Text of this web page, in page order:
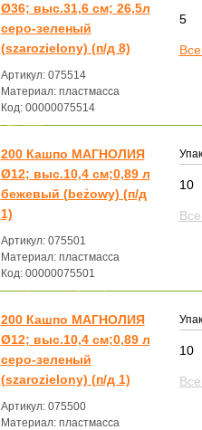
Ø36; выс.31,6 см; 26,5л
серо-зеленый
(szarozielony) (п/д 8)
Артикул: 075514
Материал: пластмасса
Код: 00000075514
5
200 Кашпо МАГНОЛИЯ
Ø12; выс.10,4 см;0,89 л
бежевый (beżowy) (п/д
1)
Артикул: 075501
Материал: пластмасса
Код: 00000075501
10
200 Кашпо МАГНОЛИЯ
Ø12; выс.10,4 см;0,89 л
серо-зеленый
(szarozielony) (п/д 1)
Артикул: 075500
Материал: пластмасса
10